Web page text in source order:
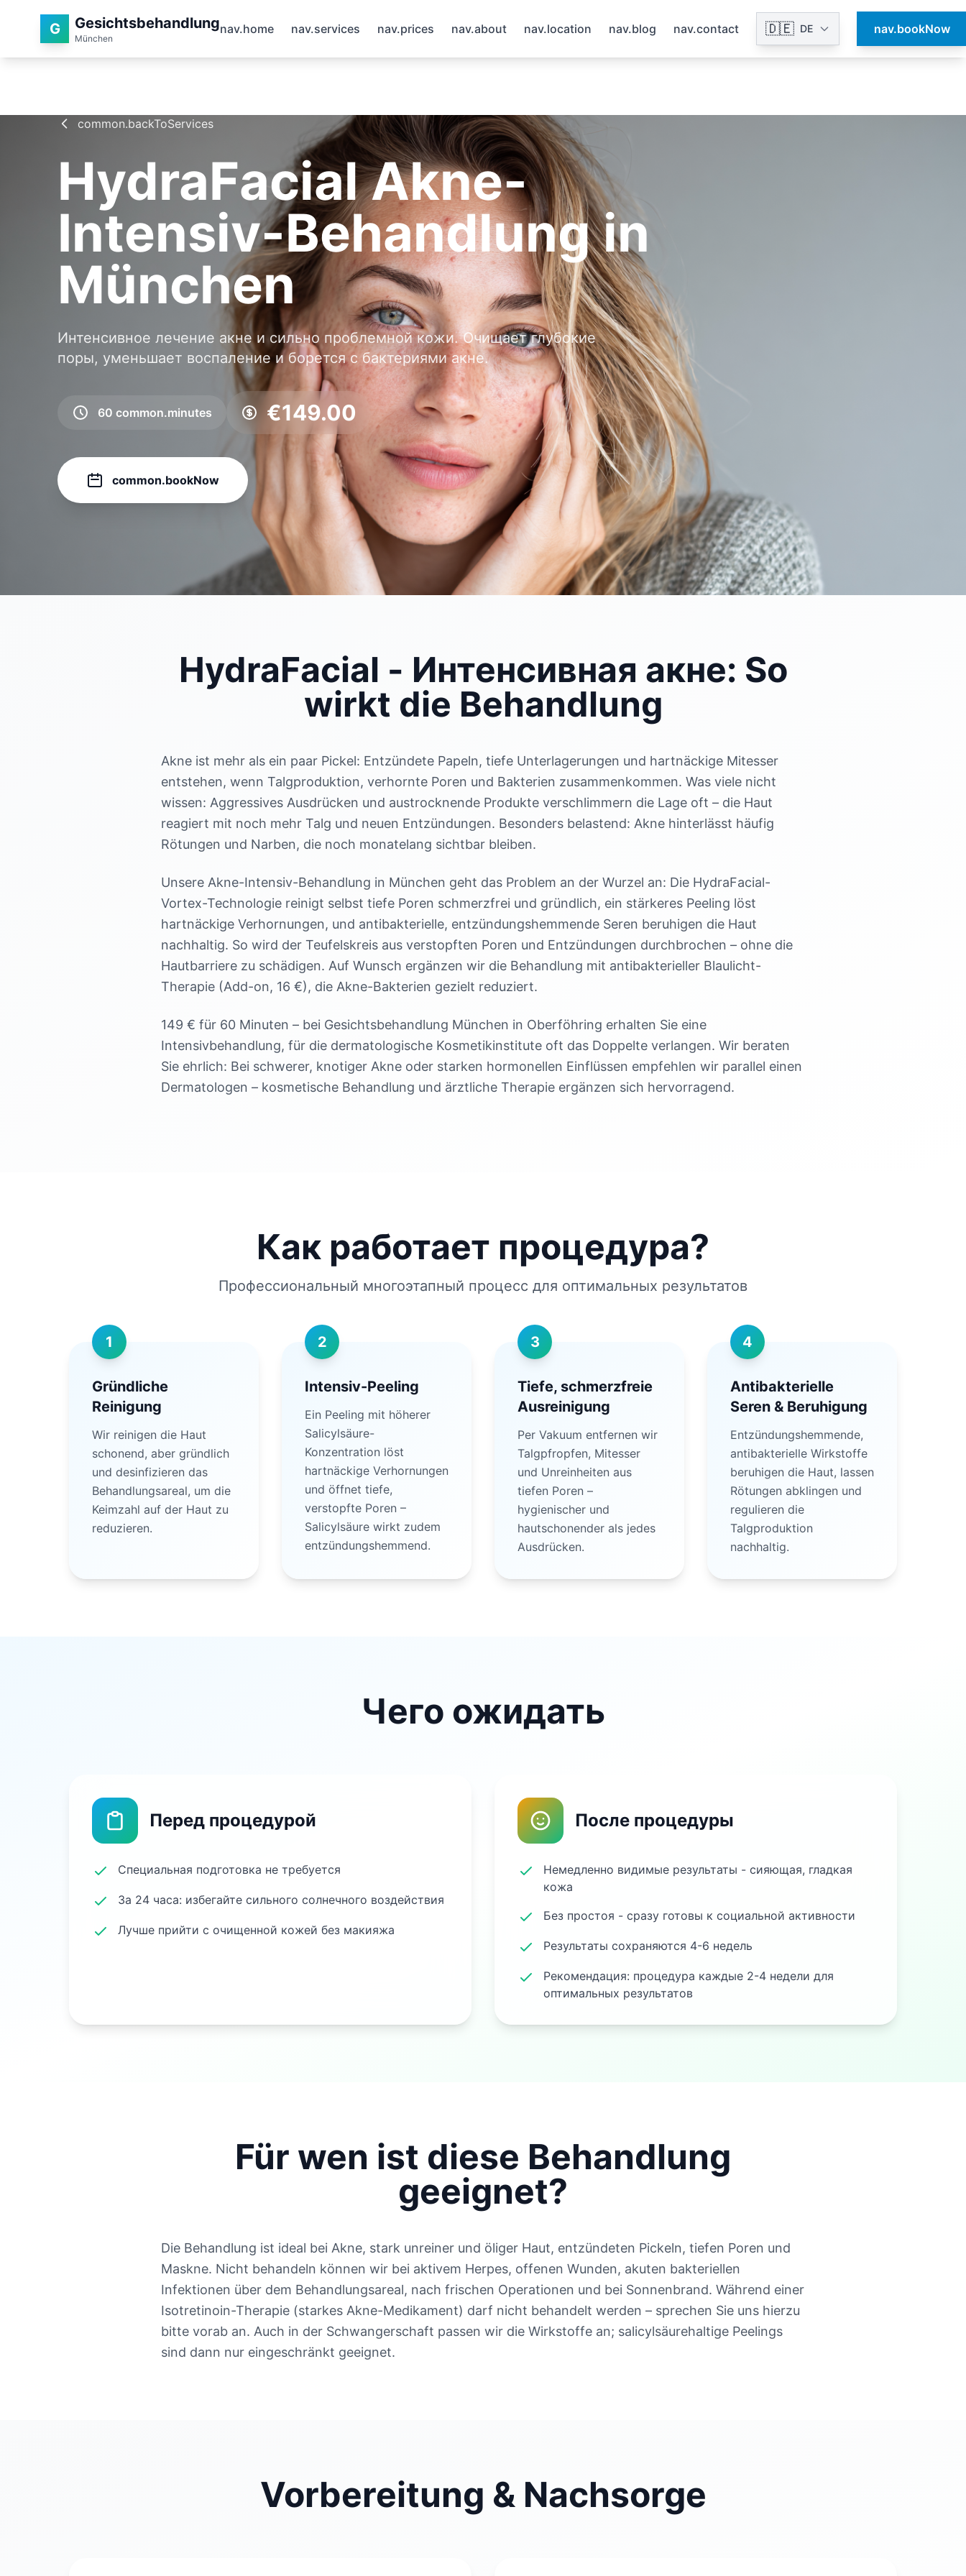
G Gesichtsbehandlung
München
nav.home nav.services nav.prices nav.about nav.location nav.blog nav.contact 🇩🇪 DE nav.bookNow
common.backToServices
HydraFacial Akne-
Intensiv-Behandlung in
München
Интенсивное лечение акне и сильно проблемной кожи. Очищает глубокие
поры, уменьшает воспаление и борется с бактериями акне.
60 common.minutes €149.00
common.bookNow
HydraFacial - Интенсивная акне: So
wirkt die Behandlung
Akne ist mehr als ein paar Pickel: Entzündete Papeln, tiefe Unterlagerungen und hartnäckige Mitesser
entstehen, wenn Talgproduktion, verhornte Poren und Bakterien zusammenkommen. Was viele nicht
wissen: Aggressives Ausdrücken und austrocknende Produkte verschlimmern die Lage oft – die Haut
reagiert mit noch mehr Talg und neuen Entzündungen. Besonders belastend: Akne hinterlässt häufig
Rötungen und Narben, die noch monatelang sichtbar bleiben.
Unsere Akne-Intensiv-Behandlung in München geht das Problem an der Wurzel an: Die HydraFacial-
Vortex-Technologie reinigt selbst tiefe Poren schmerzfrei und gründlich, ein stärkeres Peeling löst
hartnäckige Verhornungen, und antibakterielle, entzündungshemmende Seren beruhigen die Haut
nachhaltig. So wird der Teufelskreis aus verstopften Poren und Entzündungen durchbrochen – ohne die
Hautbarriere zu schädigen. Auf Wunsch ergänzen wir die Behandlung mit antibakterieller Blaulicht-
Therapie (Add-on, 16 €), die Akne-Bakterien gezielt reduziert.
149 € für 60 Minuten – bei Gesichtsbehandlung München in Oberföhring erhalten Sie eine
Intensivbehandlung, für die dermatologische Kosmetikinstitute oft das Doppelte verlangen. Wir beraten
Sie ehrlich: Bei schwerer, knotiger Akne oder starken hormonellen Einflüssen empfehlen wir parallel einen
Dermatologen – kosmetische Behandlung und ärztliche Therapie ergänzen sich hervorragend.
Как работает процедура?
Профессиональный многоэтапный процесс для оптимальных результатов
1
Gründliche
Reinigung
Wir reinigen die Haut
schonend, aber gründlich
und desinfizieren das
Behandlungsareal, um die
Keimzahl auf der Haut zu
reduzieren.
2
Intensiv-Peeling
Ein Peeling mit höherer
Salicylsäure-
Konzentration löst
hartnäckige Verhornungen
und öffnet tiefe,
verstopfte Poren –
Salicylsäure wirkt zudem
entzündungshemmend.
3
Tiefe, schmerzfreie
Ausreinigung
Per Vakuum entfernen wir
Talgpfropfen, Mitesser
und Unreinheiten aus
tiefen Poren –
hygienischer und
hautschonender als jedes
Ausdrücken.
4
Antibakterielle
Seren & Beruhigung
Entzündungshemmende,
antibakterielle Wirkstoffe
beruhigen die Haut, lassen
Rötungen abklingen und
regulieren die
Talgproduktion
nachhaltig.
Чего ожидать
Перед процедурой
Специальная подготовка не требуется
За 24 часа: избегайте сильного солнечного воздействия
Лучше прийти с очищенной кожей без макияжа
После процедуры
Немедленно видимые результаты - сияющая, гладкая
кожа
Без простоя - сразу готовы к социальной активности
Результаты сохраняются 4-6 недель
Рекомендация: процедура каждые 2-4 недели для
оптимальных результатов
Für wen ist diese Behandlung
geeignet?
Die Behandlung ist ideal bei Akne, stark unreiner und öliger Haut, entzündeten Pickeln, tiefen Poren und
Maskne. Nicht behandeln können wir bei aktivem Herpes, offenen Wunden, akuten bakteriellen
Infektionen über dem Behandlungsareal, nach frischen Operationen und bei Sonnenbrand. Während einer
Isotretinoin-Therapie (starkes Akne-Medikament) darf nicht behandelt werden – sprechen Sie uns hierzu
bitte vorab an. Auch in der Schwangerschaft passen wir die Wirkstoffe an; salicylsäurehaltige Peelings
sind dann nur eingeschränkt geeignet.
Vorbereitung & Nachsorge